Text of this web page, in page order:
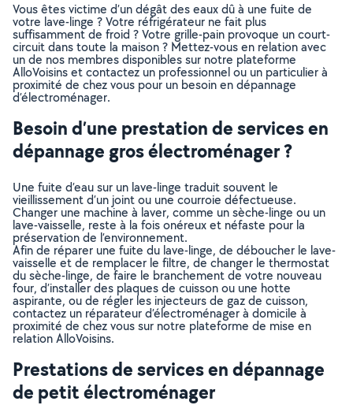
Vous êtes victime d’un dégât des eaux dû à une fuite de
votre lave-linge ? Votre réfrigérateur ne fait plus
suffisamment de froid ? Votre grille-pain provoque un court-
circuit dans toute la maison ? Mettez-vous en relation avec
un de nos membres disponibles sur notre plateforme
AlloVoisins et contactez un professionnel ou un particulier à
proximité de chez vous pour un besoin en dépannage
d’électroménager.
Besoin d’une prestation de services en
dépannage gros électroménager ?
Une fuite d’eau sur un lave-linge traduit souvent le
vieillissement d’un joint ou une courroie défectueuse.
Changer une machine à laver, comme un sèche-linge ou un
lave-vaisselle, reste à la fois onéreux et néfaste pour la
préservation de l’environnement.
Afin de réparer une fuite du lave-linge, de déboucher le lave-
vaisselle et de remplacer le filtre, de changer le thermostat
du sèche-linge, de faire le branchement de votre nouveau
four, d’installer des plaques de cuisson ou une hotte
aspirante, ou de régler les injecteurs de gaz de cuisson,
contactez un réparateur d’électroménager à domicile à
proximité de chez vous sur notre plateforme de mise en
relation AlloVoisins.
Prestations de services en dépannage
de petit électroménager